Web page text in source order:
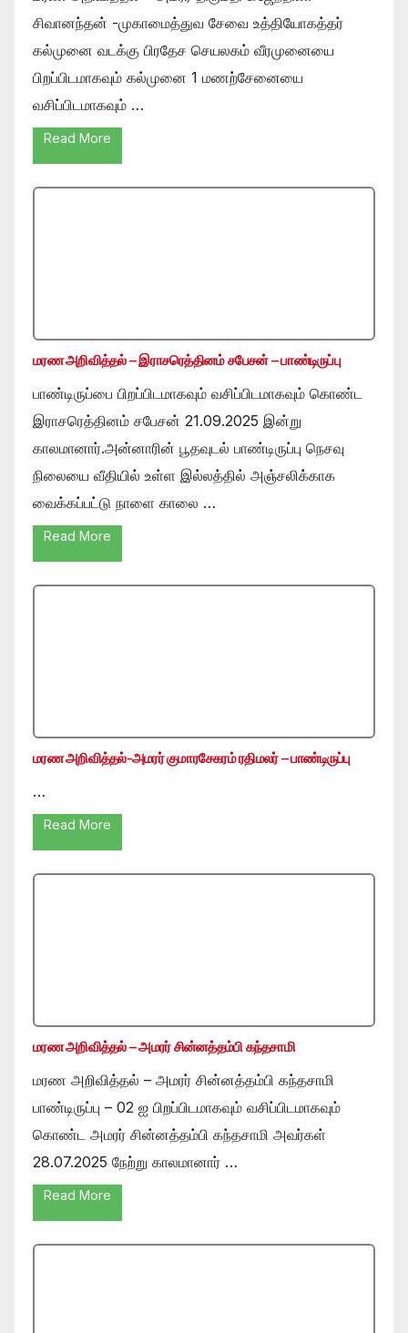
சிவானந்தன் -முகாமைத்துவ சேவை உத்தியோகத்தர்
கல்முனை வடக்கு பிரதேச செயலகம் வீரமுனையை
பிறப்பிடமாகவும் கல்முனை 1 மணற்சேனையை
வசிப்பிடமாகவும் …
Read More
மரண அறிவித்தல் – இராசரெத்தினம் சபேசன் – பாண்டிருப்பு
பாண்டிருப்பை பிறப்பிடமாகவும் வசிப்பிடமாகவும் கொண்ட
இராசரெத்தினம் சபேசன் 21.09.2025 இன்று
காலமானார்.அன்னாரின் பூதவுடல் பாண்டிருப்பு நெசவு
நிலையை வீதியில் உள்ள இல்லத்தில் அஞ்சலிக்காக
வைக்கப்பட்டு நாளை காலை …
Read More
மரண அறிவித்தல்-அமரர் குமாரசேகரம் ரதிமலர் – பாண்டிருப்பு
…
Read More
மரண அறிவித்தல் – அமரர் சின்னத்தம்பி கந்தசாமி
மரண அறிவித்தல் – அமரர் சின்னத்தம்பி கந்தசாமி
பாண்டிருப்பு – 02 ஐ பிறப்பிடமாகவும் வசிப்பிடமாகவும்
கொண்ட அமரர் சின்னத்தம்பி கந்தசாமி அவர்கள்
28.07.2025 நேற்று காலமானார் …
Read More